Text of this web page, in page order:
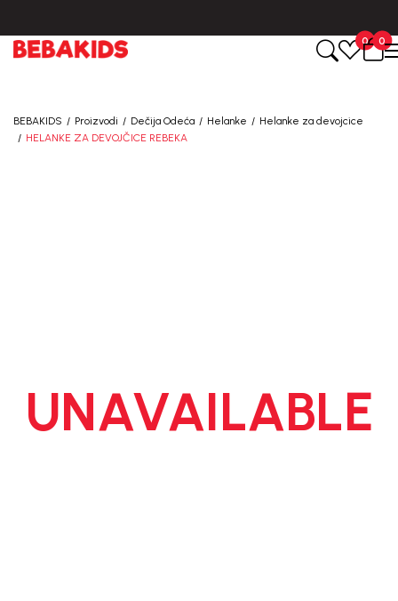
0
0
BEBAKIDS Proizvodi Dečija Odeća Helanke
Helanke za devojcice
HELANKE ZA DEVOJČICE REBEKA
UNAVAILABLE